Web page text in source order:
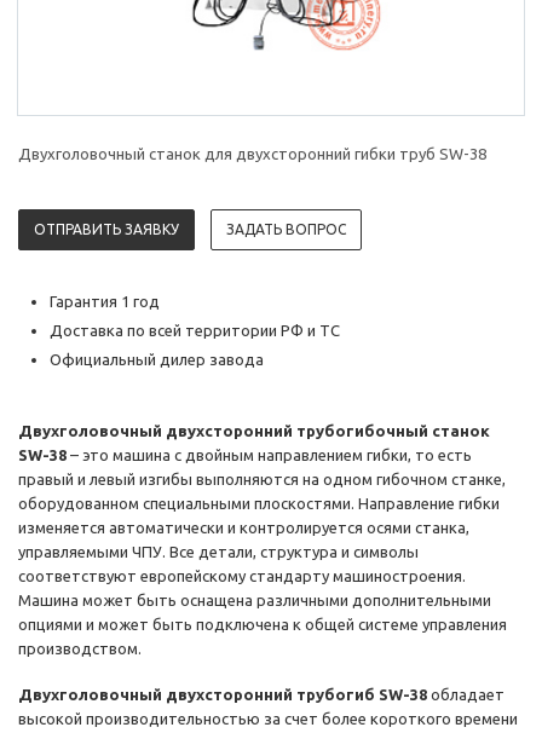
Двухголовочный станок для двухсторонний гибки труб SW-38
ОТПРАВИТЬ ЗАЯВКУ ЗАДАТЬ ВОПРОС
Гарантия 1 год
Доставка по всей территории РФ и ТС
Официальный дилер завода
Двухголовочный двухсторонний трубогибочный станок
SW-38 – это машина с двойным направлением гибки, то есть
правый и левый изгибы выполняются на одном гибочном станке,
оборудованном специальными плоскостями. Направление гибки
изменяется автоматически и контролируется осями станка,
управляемыми ЧПУ. Все детали, структура и символы
соответствуют европейскому стандарту машиностроения.
Машина может быть оснащена различными дополнительными
опциями и может быть подключена к общей системе управления
производством.
Двухголовочный двухсторонний трубогиб SW-38 обладает
высокой производительностью за счет более короткого времени